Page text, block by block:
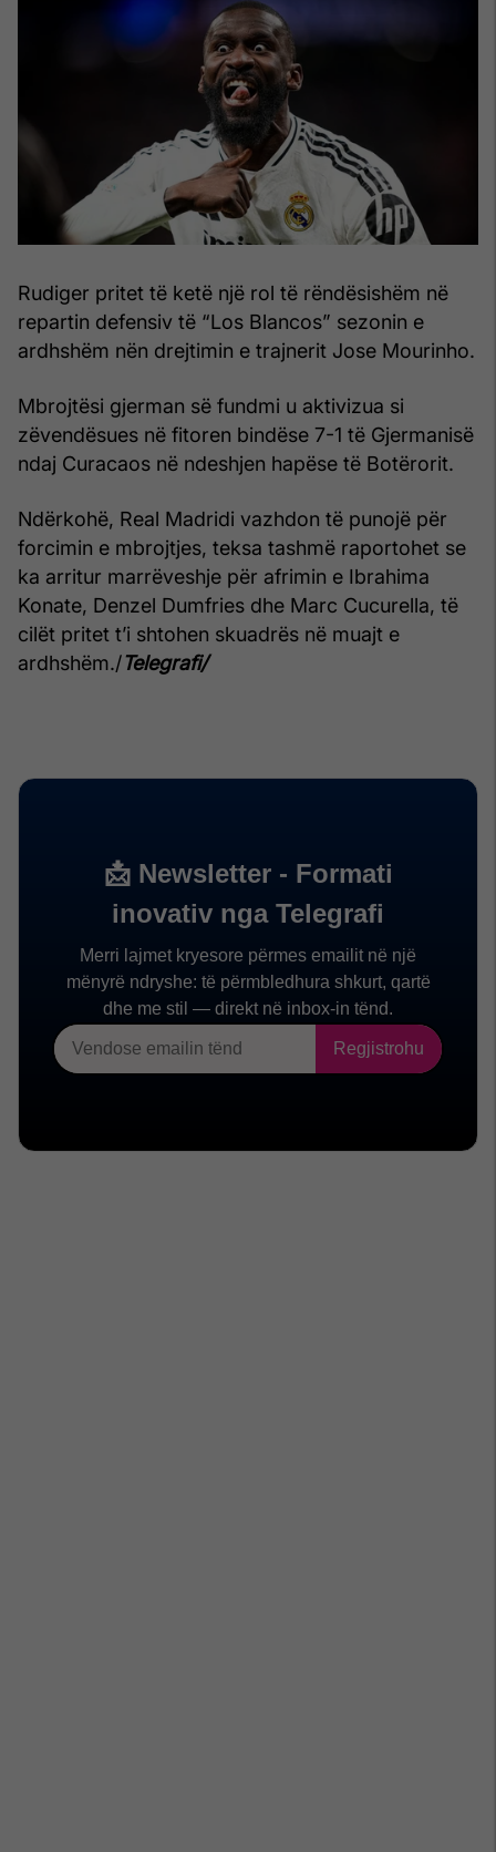
Rudiger pritet të ketë një rol të rëndësishëm në
repartin defensiv të “Los Blancos” sezonin e
ardhshëm nën drejtimin e trajnerit Jose Mourinho.
Mbrojtësi gjerman së fundmi u aktivizua si
zëvendësues në fitoren bindëse 7-1 të Gjermanisë
ndaj Curacaos në ndeshjen hapëse të Botërorit.
Ndërkohë, Real Madridi vazhdon të punojë për
forcimin e mbrojtjes, teksa tashmë raportohet se
ka arritur marrëveshje për afrimin e Ibrahima
Konate, Denzel Dumfries dhe Marc Cucurella, të
cilët pritet t’i shtohen skuadrës në muajt e
ardhshëm./Telegrafi/